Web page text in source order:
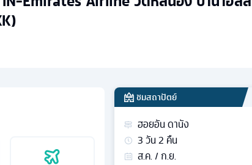
ชมสถาปัตย์
ฮอยอัน ดานัง
3วัน2 คืน
ส.ค. / ก.ย.